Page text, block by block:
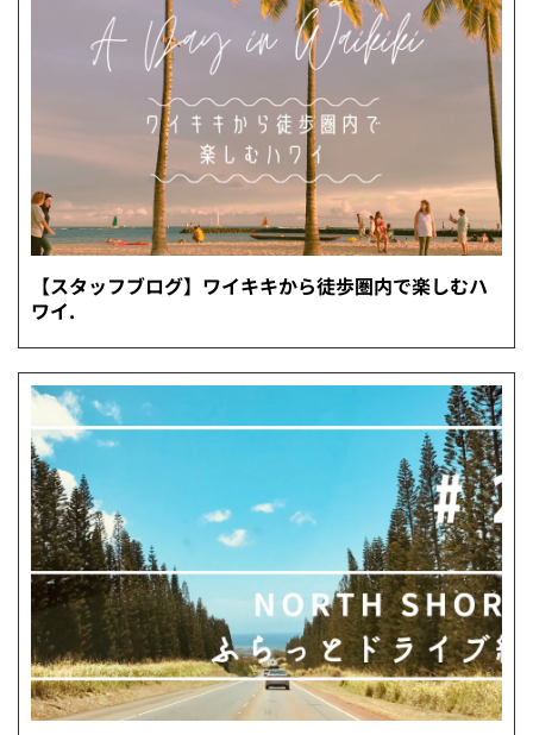
【スタッフブログ】ワイキキから徒歩圏内で楽しむハ
ワイ.